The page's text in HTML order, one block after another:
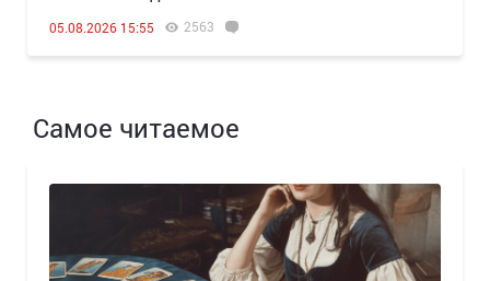
05.08.2026 15:55 2563
Самое читаемое